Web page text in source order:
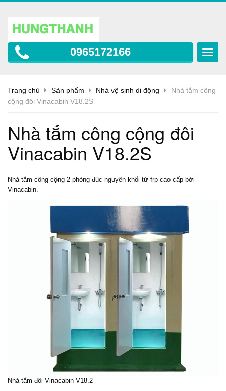
0965172166
Trang chủ Sản phẩm Nhà vệ sinh di động
Nhà tắm công
cộng đôi Vinacabin V18.2S
Nhà tắm công cộng đôi
Vinacabin V18.2S
Nhà tắm công cộng 2 phòng đúc nguyên khối từ frp cao cấp bởi
Vinacabin.
Nhà tắm đôi Vinacabin V18.2